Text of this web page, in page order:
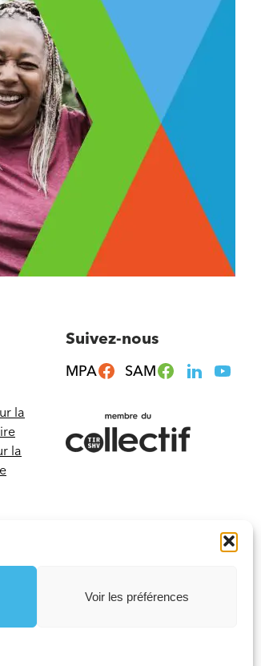
Voir les préférences
la
la
Suivez-nous
MPA SAM
Termes et conditions